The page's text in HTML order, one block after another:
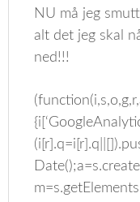
NU må jeg
alt det jeg skal
ned!!!